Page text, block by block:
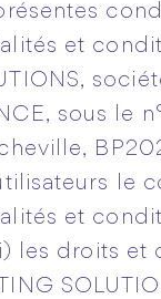
et
sous le
le
et
les droits et